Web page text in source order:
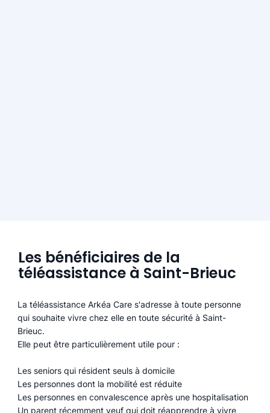
Les bénéficiaires de la
téléassistance à Saint-Brieuc
La téléassistance Arkéa Care s'adresse à toute personne
qui souhaite vivre chez elle en toute sécurité à Saint-
Brieuc.
Elle peut être particulièrement utile pour :
Les seniors qui résident seuls à domicile
Les personnes dont la mobilité est réduite
Les personnes en convalescence après une hospitalisation
Un parent récemment veuf qui doit réapprendre à vivre